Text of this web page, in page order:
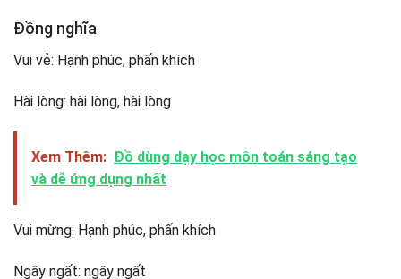
Đồng nghĩa
Vui vẻ: Hạnh phúc, phấn khích
Hài lòng: hài lòng, hài lòng
Xem Thêm: Đồ dùng dạy học môn toán sáng tạo
và dễ ứng dụng nhất
Vui mừng: Hạnh phúc, phấn khích
Ngây ngất: ngây ngất